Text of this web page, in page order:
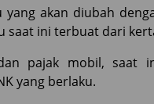
akan diubah
saat ini terbuat dari
pajak mobil, saat
yang berlaku.